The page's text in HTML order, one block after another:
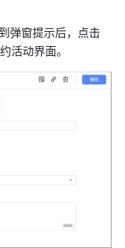
弹窗提示后，点击
活动界面。